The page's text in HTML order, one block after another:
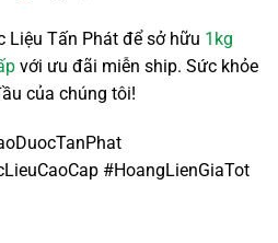
Liệu Tấn Phát để sở hữu 1kg
với ưu đãi miễn ship. Sức khỏe
của chúng tôi!
#HoangLienGiaTot